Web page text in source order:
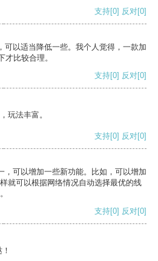
支持[0] 反对[0]
可以适当降低一些。我个人觉得，一款加
才比较合理。
支持[0] 反对[0]
玩法丰富。
支持[0] 反对[0]
，可以增加一些新功能。比如，可以增加
就可以根据网络情况自动选择最优的线
支持[0] 反对[0]